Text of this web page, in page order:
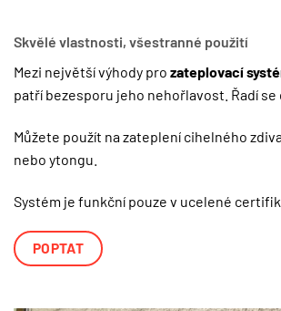
Skvělé vlastnosti, všestranné použití
Mezi největší výhody pro zateplovací
patří bezesporu jeho nehořlavost. Řadí se
Můžete použít na zateplení cihelného
nebo ytongu.
Systém je funkční pouze v ucelené
POPTAT